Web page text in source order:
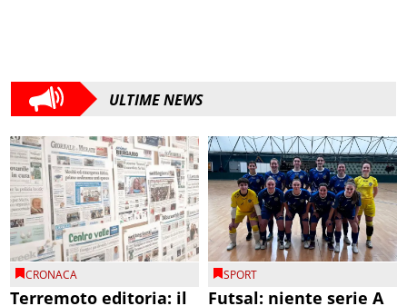
ULTIME NEWS
CRONACA
Terremoto editoria: il
SPORT
Futsal: niente serie A